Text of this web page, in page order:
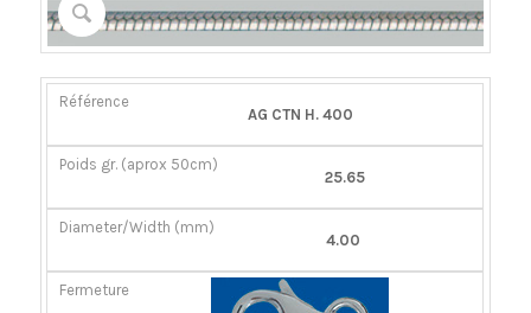
RÉFÉRENCE
(APROX
DIAMÈTER/LARGEUR
AG CTN H. 400
25.65
4.00